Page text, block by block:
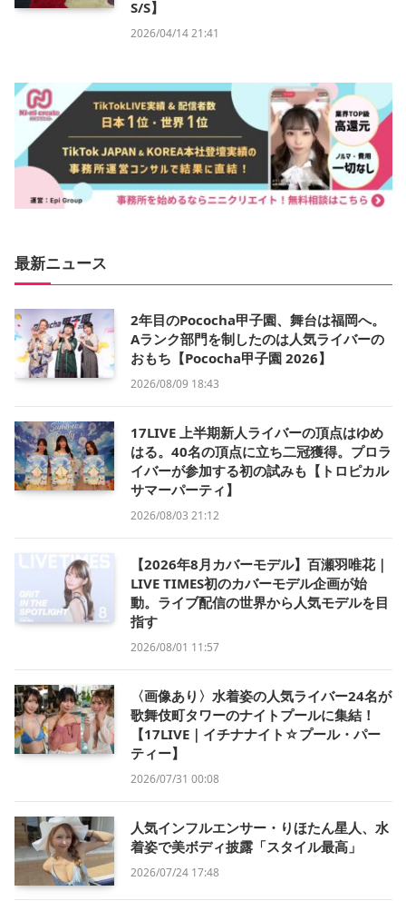
S/S】
2026/04/14 21:41
最新ニュース
2年目のPococha甲子園、舞台は福岡へ。
Aランク部門を制したのは人気ライバーの
おもち【Pococha甲子園 2026】
2026/08/09 18:43
17LIVE 上半期新人ライバーの頂点はゆめ
はる。40名の頂点に立ち二冠獲得。プロラ
イバーが参加する初の試みも【トロピカル
サマーパーティ】
2026/08/03 21:12
【2026年8月カバーモデル】百瀬羽唯花｜
LIVE TIMES初のカバーモデル企画が始
動。ライブ配信の世界から人気モデルを目
指す
2026/08/01 11:57
〈画像あり〉水着姿の人気ライバー24名が
歌舞伎町タワーのナイトプールに集結！
【17LIVE｜イチナナイト☆プール・パー
ティー】
2026/07/31 00:08
人気インフルエンサー・りほたん星人、水
着姿で美ボディ披露「スタイル最高」
2026/07/24 17:48